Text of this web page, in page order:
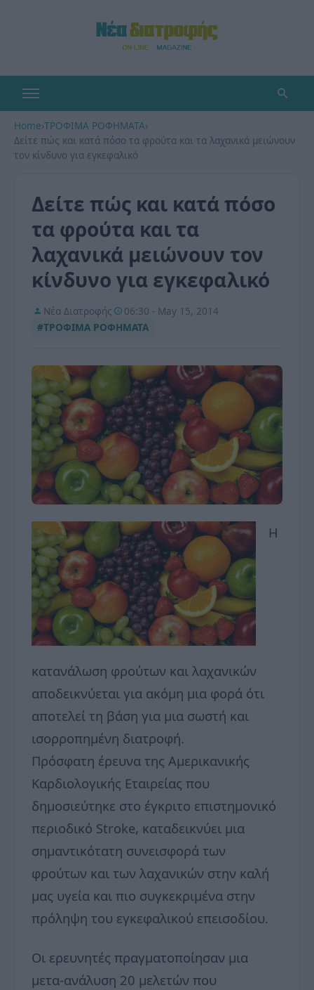
Home›ΤΡΟΦΙΜΑ ΡΟΦΗΜΑΤΑ›
Δείτε πώς και κατά πόσο τα φρούτα και τα λαχανικά μειώνουν
τον κίνδυνο για εγκεφαλικό
Δείτε πώς και κατά πόσο
τα φρούτα και τα
λαχανικά μειώνουν τον
κίνδυνο για εγκεφαλικό
Νέα Διατροφής
06:30 - May 15, 2014
#ΤΡΟΦΙΜΑ ΡΟΦΗΜΑΤΑ
Η
κατανάλωση φρούτων και λαχανικών
αποδεικνύεται για ακόμη μια φορά ότι
αποτελεί τη βάση για μια σωστή και
ισορροπημένη διατροφή.
Πρόσφατη έρευνα της Αμερικανικής
Καρδιολογικής Εταιρείας που
δημοσιεύτηκε στο έγκριτο επιστημονικό
περιοδικό Stroke, καταδεικνύει μια
σημαντικότατη συνεισφορά των
φρούτων και των λαχανικών στην καλή
μας υγεία και πιο συγκεκριμένα στην
πρόληψη του εγκεφαλικού επεισοδίου.
Οι ερευνητές πραγματοποίησαν μια
μετα-ανάλυση 20 μελετών που